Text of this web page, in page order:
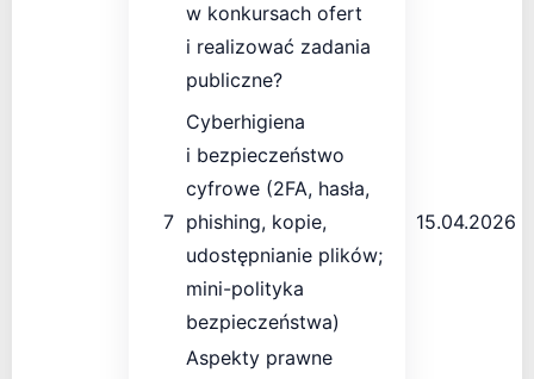
w konkursach ofert
i realizować zadania
publiczne?
7
Cyberhigiena
i bezpieczeństwo
cyfrowe (2FA, hasła,
phishing, kopie,
udostępnianie plików;
mini-polityka
bezpieczeństwa)
15.04.2026
Aspekty prawne